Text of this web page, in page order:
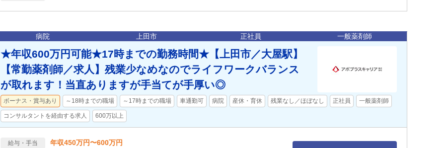
病院 上田市 正社員 一般薬剤師
★年収600万円可能★17時までの勤務時間★【上田市／大屋駅】
【常勤薬剤師／求人】残業少なめなのでライフワークバランス
が取れます！当直ありますが手当てが手厚い◎
ボーナス・賞与あり ～18時までの職場 ～17時までの職場 車通勤可 病院 産休・育休 残業なし／ほぼなし 正社員 一般薬剤師
コンサルタントを経由する求人 600万以上
給与・手当 年収450万円〜600万円